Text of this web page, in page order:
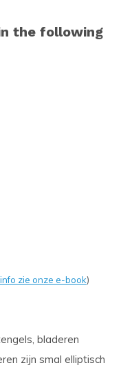
the following
zie onze e-book)
bladeren
zijn smal elliptisch